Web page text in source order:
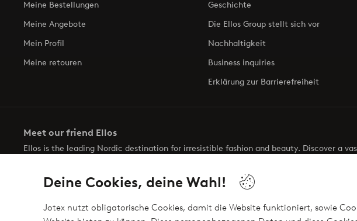
Deine Cookies, deine Wahl!
Jotex nutzt obligatorische Cookies, damit die Website funktioniert, sowie
Meine Bestellungen
Meine Angebote
Mein Profil
Meine retouren
Geschichte
Die Ellos Group stellt sich vor
Nachhaltigkeit
Business inquiries
Erklärung zur Barrierefreiheit
Meet our friend Ellos
Ellos is the leading Nordic destination for irresistible fashion and beauty. Discover a